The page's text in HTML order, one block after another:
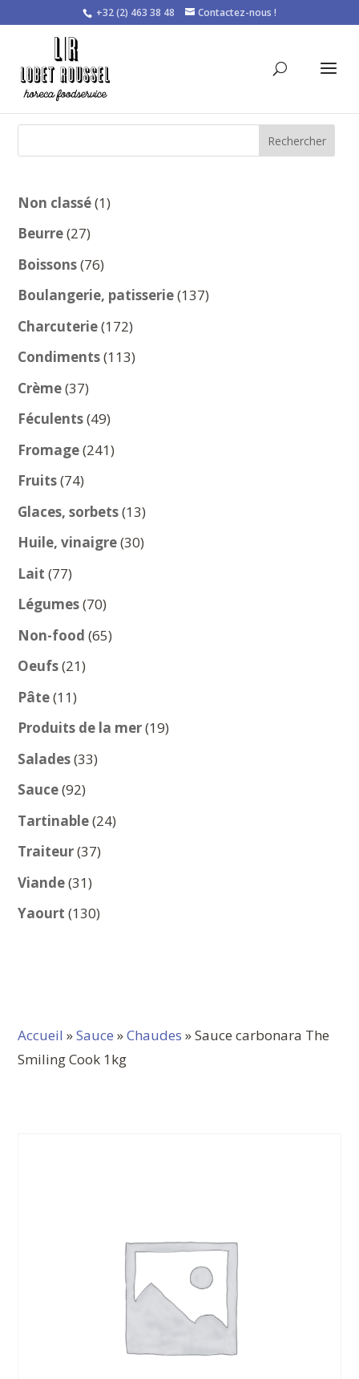
+32 (2) 463 38 48 Contactez-nous !
Rechercher
Non classé 11
Beurre 2727
produits
Boissons 7676
produits
Boulangerie, patisserie 137137
Charcuterie 172172
produits
Condiments 113113
Crème 3737
produits
Féculents 4949
produits
Fromage 241241
Fruits 7474
produits
Glaces, sorbets 1313
produits
Huile, vinaigre 3030
Lait 7777
produits
Légumes 7070
produits
Non-food 6565
Oeufs 2121
Pâte 1111
produits
Produits de la mer 1919
Salades 3333
Sauce 9292
produits
Tartinable 2424
Traiteur 3737
Viande 3131
produits
Yaourt 130130
Accueil »Sauce »Chaudes » Sauce carbonara The
Smiling Cook 1kg